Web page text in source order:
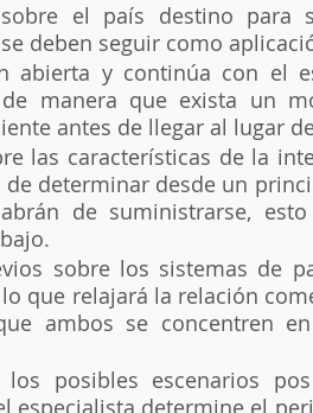
el país destino para
deben seguir como
abierta y continúa con el
manera que exista un
antes de llegar al lugar
las características de la
determinar desde un
de suministrarse,
sobre los sistemas de
que relajará la relación
ambos se concentren
los posibles escenarios
especialista determine el